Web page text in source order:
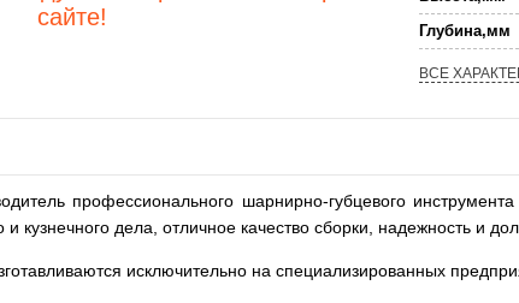
сайте!
Глубина,мм
ВСЕ
профессионального шарнирно-губцевого инструмента
кузнечного дела, отличное качество сборки, надежность и
исключительно на специализированных